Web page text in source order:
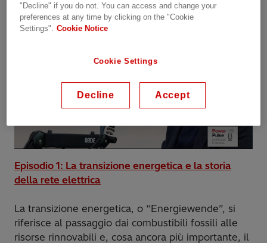
Episodio 1: La transizione energetica e la storia
della rete elettrica
La transizione energetica, o “Energiewende”, si
riferisce al passaggio dai combustibili fossili alle
risorse rinnovabili e, cosa ancora più importante, il
"Decline" if you do not. You can access and change your
preferences at any time by clicking on the "Cookie
Settings". Cookie Notice
Cookie Settings
Decline Accept